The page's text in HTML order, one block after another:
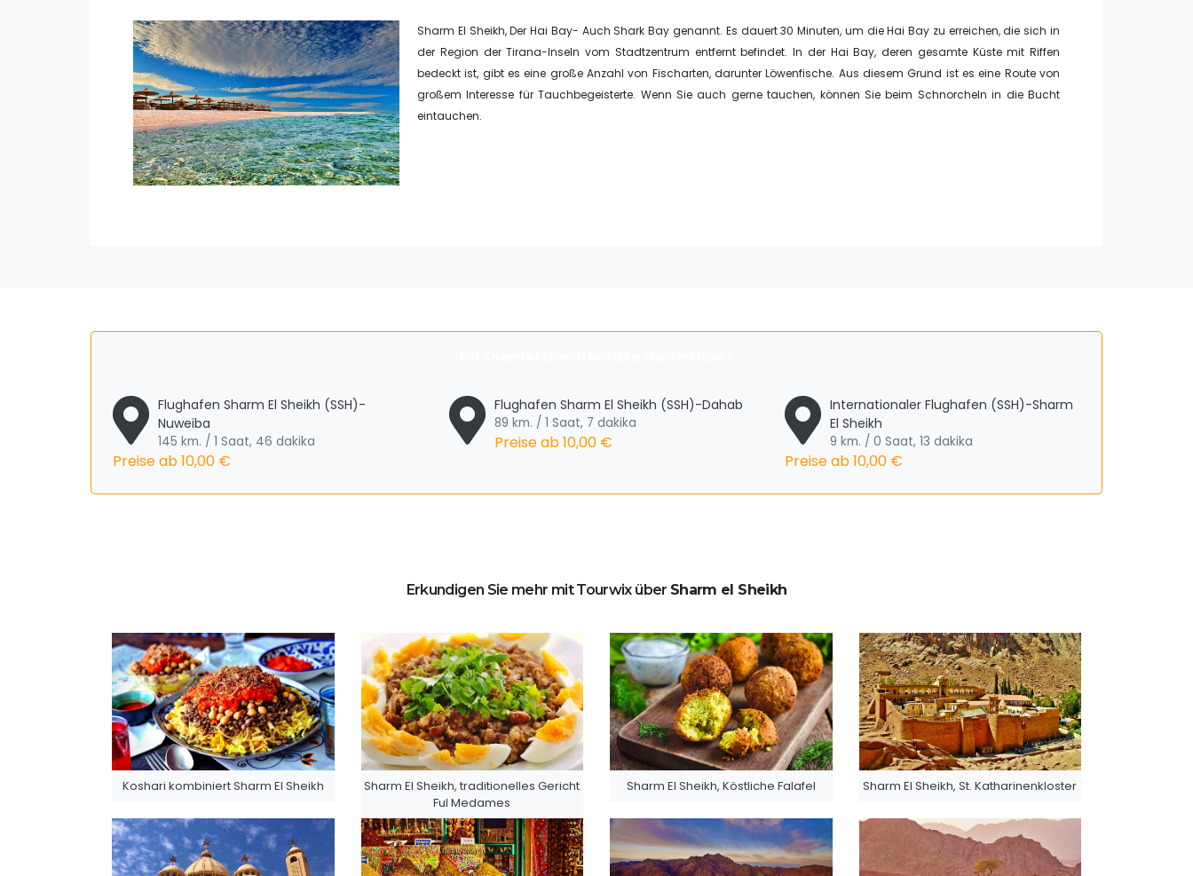
Sharm El Sheikh, Der Hai Bay- Auch Shark Bay genannt. Es dauert 30 Minuten, um die Hai Bay zu erreichen, die sich in
der Region der Tirana-Inseln vom Stadtzentrum entfernt befindet. In der Hai Bay, deren gesamte Küste mit Riffen
bedeckt ist, gibt es eine große Anzahl von Fischarten, darunter Löwenfische. Aus diesem Grund ist es eine Route von
großem Interesse für Tauchbegeisterte. Wenn Sie auch gerne tauchen, können Sie beim Schnorcheln in die Bucht
eintauchen.
Flughafen Sharm El Sheikh (SSH)-
Nuweiba
145 km. / 1 Saat, 46 dakika
Preise ab10,00 €
Flughafen Sharm El Sheikh (SSH)-Dahab
89 km. / 1 Saat, 7 dakika
Preise ab10,00 €
Internationaler Flughafen (SSH)-Sharm
El Sheikh
9 km. / 0 Saat, 13 dakika
Preise ab10,00 €
Erkundigen Sie mehr mit Tourwix über Sharm el Sheikh
Koshari kombiniert Sharm El Sheikh
Sharm El Sheikh, traditionelles Gericht
Ful Medames
Sharm El Sheikh, Köstliche Falafel Sharm El Sheikh, St. Katharinenkloster